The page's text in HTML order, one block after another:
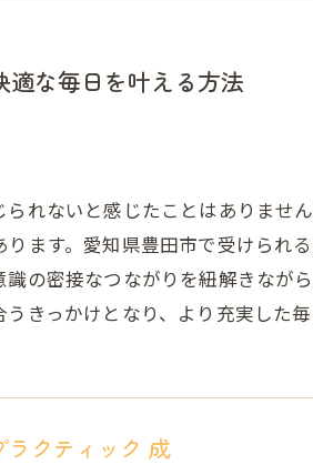
な毎日を叶える方法
れないと感じたことはありま
ます。愛知県豊田市で受けら
の密接なつながりを紐解きな
きっかけとなり、より充実した
ラクティック 成